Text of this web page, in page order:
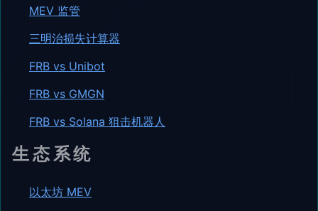
MEV 监管
三明治损失计算器
FRB vs Unibot
FRB vs GMGN
FRB vs Solana 狙击机器人
生态系统
以太坊 MEV